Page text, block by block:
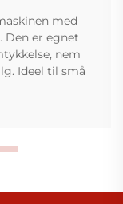
med
Den er egnet
nem
Ideel til små